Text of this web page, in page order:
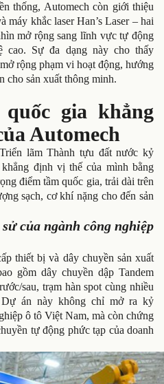
thống, Automech còn giới thiệu
khắc laser Han’s Laser – hai
mở rộng sang lĩnh vực tự động
cao. Sự đa dạng này cho thấy
rộng phạm vi hoạt động, hướng
cho sản xuất thông minh.
gia khẳng
Automech
lãm Thành tựu đất nước kỷ
định vị thế của mình bằng
điểm tầm quốc gia, trải dài trên
sạch, cơ khí nặng cho đến sản
của ngành công nghiệp
thiết bị và dây chuyền sản xuất
gồm dây chuyền dập Tandem
sau, trạm hàn spot cùng nhiều
Dự án này không chỉ mở ra kỷ
ô tô Việt Nam, mà còn chứng
tự động phức tạp của doanh